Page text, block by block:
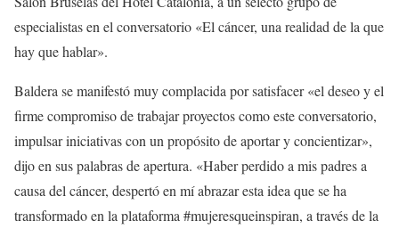
especialistas en el conversatorio «El cáncer, una realidad de la que
hay que hablar».
Baldera se manifestó muy complacida por satisfacer «el deseo y el
firme compromiso de trabajar proyectos como este conversatorio,
impulsar iniciativas con un propósito de aportar y concientizar»,
dijo en sus palabras de apertura. «Haber perdido a mis padres a
causa del cáncer, despertó en mí abrazar esta idea que se ha
transformado en la plataforma #mujeresqueinspiran, a través de la